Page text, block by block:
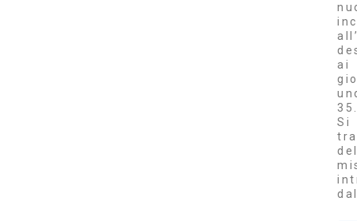
ai
Si